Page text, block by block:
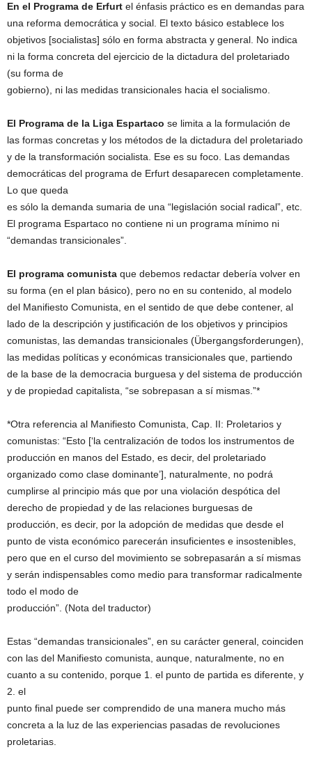
En el Programa de Erfurt el énfasis práctico es en demandas para
una reforma democrática y social. El texto básico establece los
objetivos [socialistas] sólo en forma abstracta y general. No indica
ni la forma concreta del ejercicio de la dictadura del proletariado
(su forma de
gobierno), ni las medidas transicionales hacia el socialismo.
El Programa de la Liga Espartaco se limita a la formulación de
las formas concretas y los métodos de la dictadura del proletariado
y de la transformación socialista. Ese es su foco. Las demandas
democráticas del programa de Erfurt desaparecen completamente.
Lo que queda
es sólo la demanda sumaria de una “legislación social radical”, etc.
El programa Espartaco no contiene ni un programa mínimo ni
“demandas transicionales”.
El programa comunista que debemos redactar debería volver en
su forma (en el plan básico), pero no en su contenido, al modelo
del Manifiesto Comunista, en el sentido de que debe contener, al
lado de la descripción y justificación de los objetivos y principios
comunistas, las demandas transicionales (Übergangsforderungen),
las medidas políticas y económicas transicionales que, partiendo
de la base de la democracia burguesa y del sistema de producción
y de propiedad capitalista, “se sobrepasan a sí mismas.”*
*Otra referencia al Manifiesto Comunista, Cap. II: Proletarios y
comunistas: “Esto [‘la centralización de todos los instrumentos de
producción en manos del Estado, es decir, del proletariado
organizado como clase dominante’], naturalmente, no podrá
cumplirse al principio más que por una violación despótica del
derecho de propiedad y de las relaciones burguesas de
producción, es decir, por la adopción de medidas que desde el
punto de vista económico parecerán insuficientes e insostenibles,
pero que en el curso del movimiento se sobrepasarán a sí mismas
y serán indispensables como medio para transformar radicalmente
todo el modo de
producción”. (Nota del traductor)
Estas “demandas transicionales”, en su carácter general, coinciden
con las del Manifiesto comunista, aunque, naturalmente, no en
cuanto a su contenido, porque 1. el punto de partida es diferente, y
2. el
punto final puede ser comprendido de una manera mucho más
concreta a la luz de las experiencias pasadas de revoluciones
proletarias.